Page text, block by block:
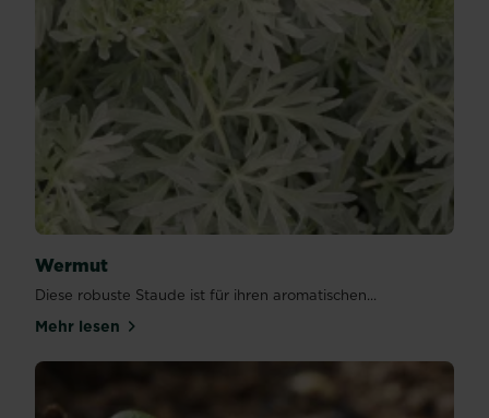
Wermut
Diese robuste Staude ist für ihren aromatischen...
Mehr lesenüber Wermut